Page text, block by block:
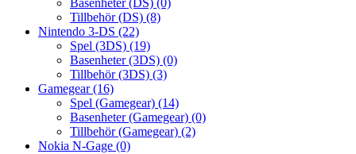
Basenheter (DS) (0)
Tillbehör (DS) (8)
Nintendo 3-DS (22)
Spel (3DS) (19)
Basenheter (3DS) (0)
Tillbehör (3DS) (3)
Gamegear(16)
Spel (Gamegear) (14)
Basenheter (Gamegear) (0)
Tillbehör (Gamegear) (2)
Nokia N-Gage (0)